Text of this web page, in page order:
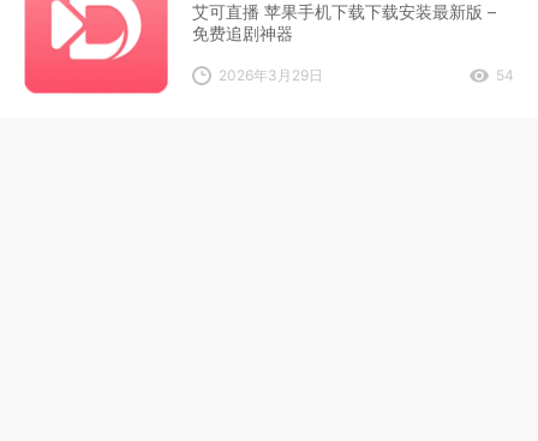
艾可直播 苹果手机下载下载安装最新版 –
免费追剧神器
2026年3月29日 54